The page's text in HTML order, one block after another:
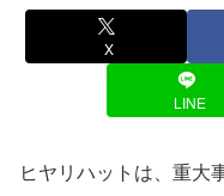
X
LINE
ヒヤリハットは、重大